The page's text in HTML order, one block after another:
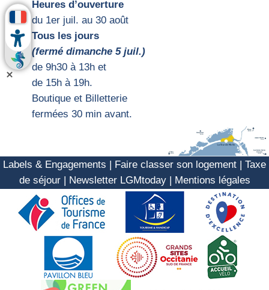
Heures d’ouverture
du 1er juil. au 30 août
Tous les jours
(fermé dimanche 5 juil.)
de 9h30 à 13h et
de 15h à 19h.
Boutique et Billetterie
fermées 30 min avant.
Labels & Engagements | Faire classer son logement | Taxe
de séjour| Newsletter LGMtoday| Mentions légales